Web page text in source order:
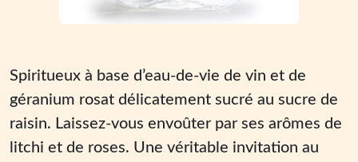
Spiritueux à base d’eau-de-vie de vin et de
géranium rosat délicatement sucré au sucre de
raisin. Laissez-vous envoûter par ses arômes de
litchi et de roses. Une véritable invitation au